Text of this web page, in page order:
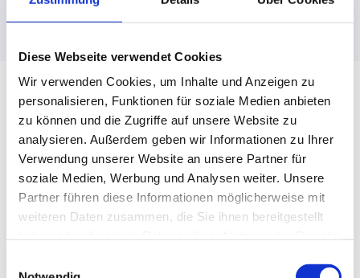
Diese Webseite verwendet Cookies
Wir verwenden Cookies, um Inhalte und Anzeigen zu
personalisieren, Funktionen für soziale Medien anbieten
zu können und die Zugriffe auf unsere Website zu
analysieren. Außerdem geben wir Informationen zu Ihrer
Verwendung unserer Website an unsere Partner für
soziale Medien, Werbung und Analysen weiter. Unsere
Partner führen diese Informationen möglicherweise mit
weiteren Daten zusammen, die Sie ihnen bereitgestellt
Jetzt Umzugskosten berechnen
Gemäßigt oder alpin - Wie ist das Klima in
der Schweiz?
Das Klima in der Schweiz ist deutlich vielfältiger, als
viele zunächst denken. Alpen, Seen, Täler und
Sprachregionen sorgen für große Unterschiede
zwischen Nord und Süd, zwischen Hochlagen und
Tiefland sowie zwischen inneralpinen Tälern und den